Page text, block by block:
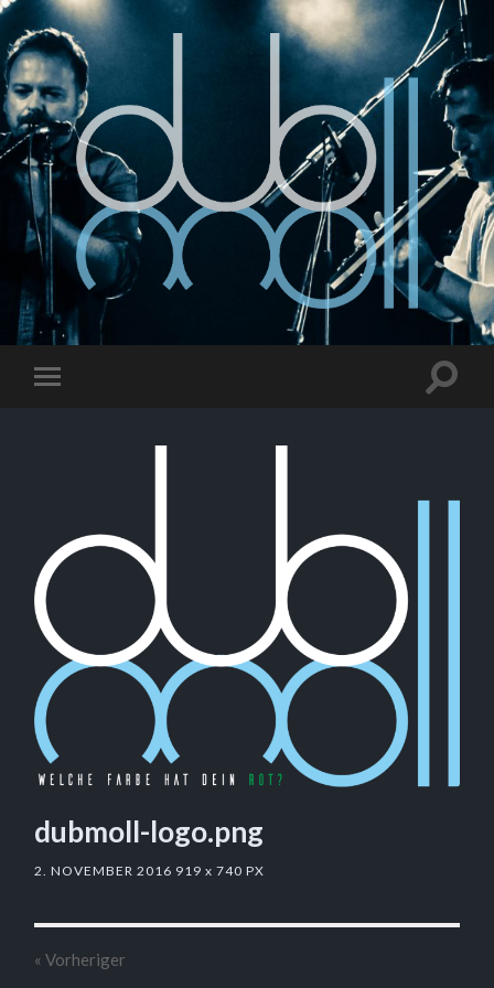
dubmoll-logo.png
2. NOVEMBER 2016 919x 740 PX
« Vorheriger